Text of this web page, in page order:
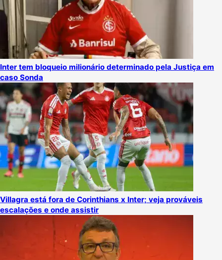
Inter tem bloqueio milionário determinado pela Justiça em
caso Sonda
Villagra está fora de Corinthians x Inter; veja prováveis
escalações e onde assistir